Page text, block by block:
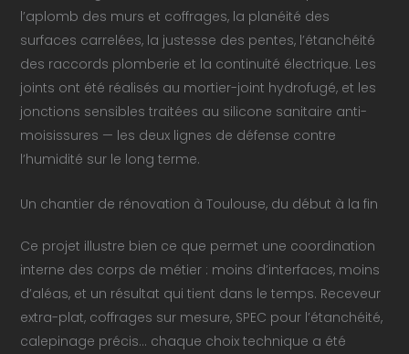
l’aplomb des murs et coffrages, la planéité des
surfaces carrelées, la justesse des pentes, l’étanchéité
des raccords plomberie et la continuité électrique. Les
joints ont été réalisés au mortier-joint hydrofugé, et les
jonctions sensibles traitées au silicone sanitaire anti-
moisissures — les deux lignes de défense contre
l’humidité sur le long terme.
Un chantier de rénovation à Toulouse, du début à la fin
Ce projet illustre bien ce que permet une coordination
interne des corps de métier : moins d’interfaces, moins
d’aléas, et un résultat qui tient dans le temps. Receveur
extra-plat, coffrages sur mesure, SPEC pour l’étanchéité,
calepinage précis… chaque choix technique a été